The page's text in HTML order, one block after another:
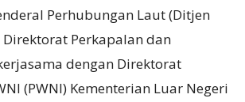
Perhubungan Laut (Ditjen
Perkapalan dan
dengan Direktorat
(PWNI) Kementerian Luar Negeri